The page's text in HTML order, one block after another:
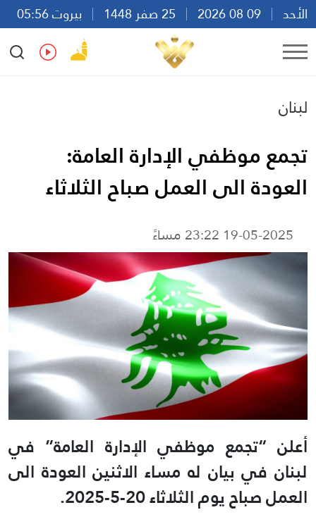
الأحد
بيروت 05:56
Ar
En Fr Es
لبنان
تجمع موظفي الإدارة العامة:
العودة الى العمل صباح الثلاثاء
19-05-2025 23:22 مساءً
أعلن “تجمع موظفي الإدارة العامة” في
لبنان في بيان له مساء الاثنين العودة الى
العمل صباح يوم الثلاثاء 20-5-2025.